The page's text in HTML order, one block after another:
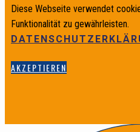
Diese Webseite verwendet
Funktionalität zu gewährleisten.
AKZEPTIEREN